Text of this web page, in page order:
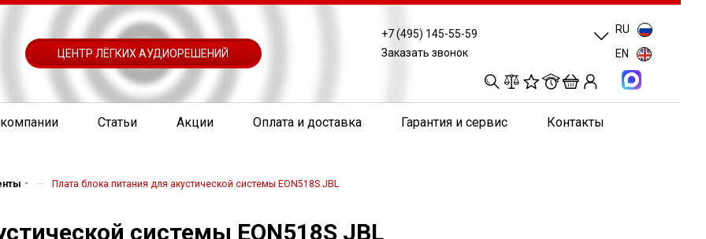
ЦЕНТР ЛЁГКИХ АУДИОРЕШЕНИЙ
+7 (495) 145-55-59
Заказать звонок
0
RU
EN
Статьи Акции Оплата и доставка Гарантия и сервис Контакты
— Плата блока питания для акустической системы EON518S JBL
системы EON518S JBL